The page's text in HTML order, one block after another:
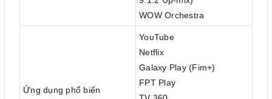
WOW Orchestra
Ứng dụng phổ biến
YouTube
Netflix
Galaxy Play (Fim+)
FPT Play